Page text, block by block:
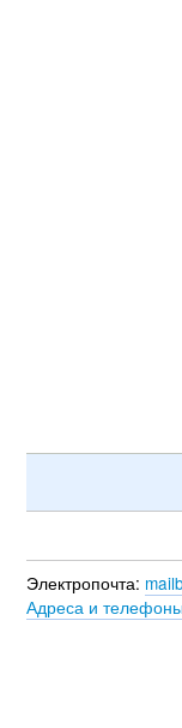
Электропочта:
Адреса и